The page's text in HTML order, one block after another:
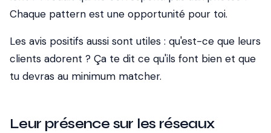
Chaque pattern est une opportunité pour toi.
Les avis positifs aussi sont utiles : qu'est-ce que leurs
clients adorent ? Ça te dit ce qu'ils font bien et que
tu devras au minimum matcher.
Leur présence sur les réseaux